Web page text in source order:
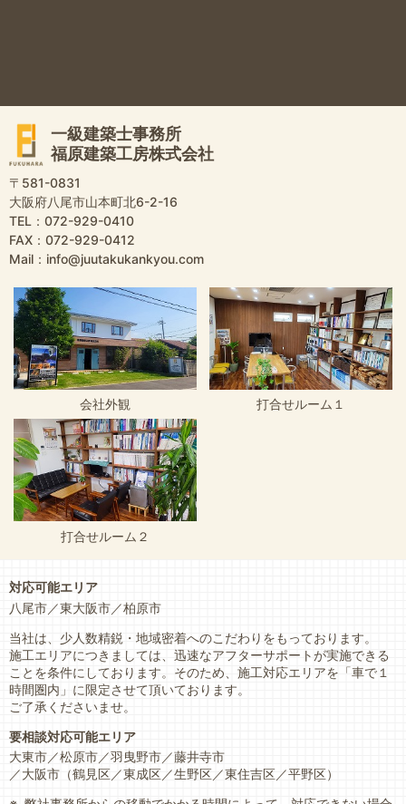
一級建築士事務所
福原建築工房株式会社
〒581-0831
大阪府八尾市山本町北6-2-16
TEL：072-929-0410
FAX：072-929-0412
Mail：info@juutakukankyou.com
会社外観 打合せルーム１
打合せルーム２
対応可能エリア
八尾市
東大阪市
柏原市
当社は、少人数精鋭・地域密着へのこだわりをもっております。
施工エリアにつきましては、迅速なアフターサポートが実施できる
ことを条件にしております。そのため、施工対応エリアを「車で１
時間圏内」に限定させて頂いております。
ご了承くださいませ。
要相談対応可能エリア
大東市
松原市 羽曳野市
藤井寺市
大阪市 （鶴見区 東成区 生野区 東住吉区
平野区）